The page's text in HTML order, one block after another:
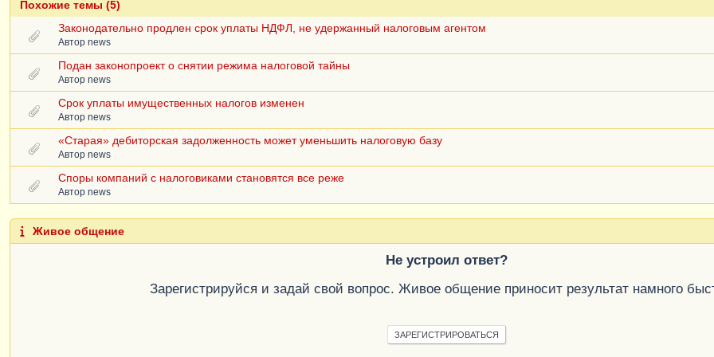
Похожие темы (5)
Законодательно продлен срок уплаты НДФЛ, не удержанный налоговым агентом
Автор news
Подан законопроект о снятии режима налоговой тайны
Автор news
Срок уплаты имущественных налогов изменен
Автор news
«Старая» дебиторская задолженность может уменьшить налоговую базу
Автор news
Споры компаний с налоговиками становятся все реже
Автор news
Живое общение
Не устроил ответ?
Зарегистрируйся и задай свой вопрос. Живое общение приносит результат намного
ЗАРЕГИСТРИРОВАТЬСЯ